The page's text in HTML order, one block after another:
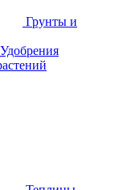
Грунты и
Удобрения